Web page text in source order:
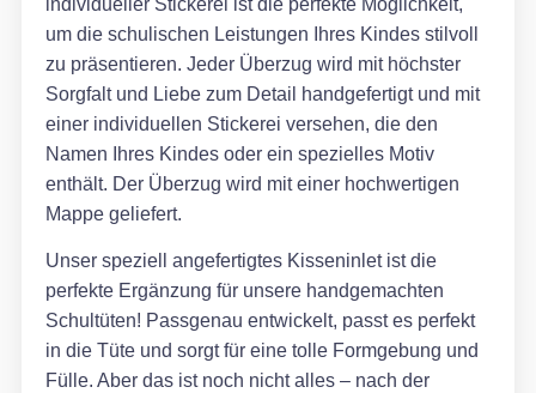
individueller Stickerei ist die perfekte Möglichkeit,
um die schulischen Leistungen Ihres Kindes stilvoll
zu präsentieren. Jeder Überzug wird mit höchster
Sorgfalt und Liebe zum Detail handgefertigt und mit
einer individuellen Stickerei versehen, die den
Namen Ihres Kindes oder ein spezielles Motiv
enthält. Der Überzug wird mit einer hochwertigen
Mappe geliefert.
Unser speziell angefertigtes Kisseninlet ist die
perfekte Ergänzung für unsere handgemachten
Schultüten! Passgenau entwickelt, passt es perfekt
in die Tüte und sorgt für eine tolle Formgebung und
Fülle. Aber das ist noch nicht alles – nach der